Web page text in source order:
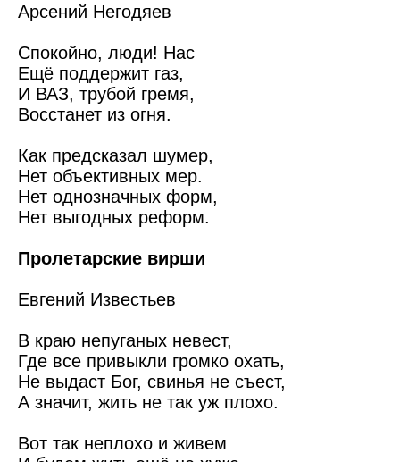
Арсений Негодяев
Спокойно, люди! Нас
Ещё поддержит газ,
И ВАЗ, трубой гремя,
Восстанет из огня.
Как предсказал шумер,
Нет объективных мер.
Нет однозначных форм,
Нет выгодных реформ.
Пролетарские вирши
Евгений Известьев
В краю непуганых невест,
Где все привыкли громко охать,
Не выдаст Бог, свинья не съест,
А значит, жить не так уж плохо.
Вот так неплохо и живем